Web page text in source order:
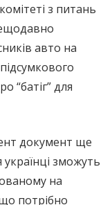
з питань
авто на
“батіг” для
документ ще
зможуть
на
потрібно